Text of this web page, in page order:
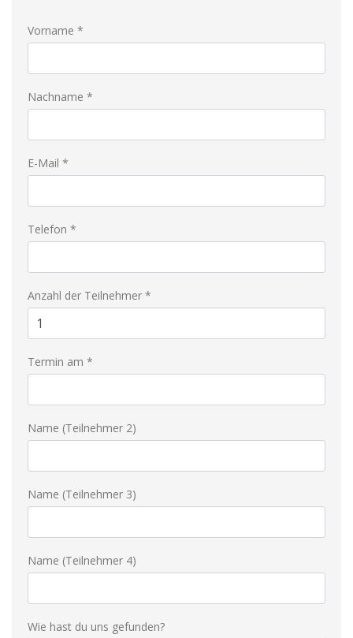
Vorname *
Nachname *
E-Mail *
Telefon *
Anzahl der Teilnehmer *
Termin am *
Name (Teilnehmer 2)
Name (Teilnehmer 3)
Name (Teilnehmer 4)
Wie hast du uns gefunden?